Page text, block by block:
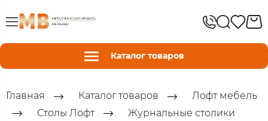
Каталог товаров
Главная Каталог товаров
Лофт мебель
Столы Лофт
Журнальные столики